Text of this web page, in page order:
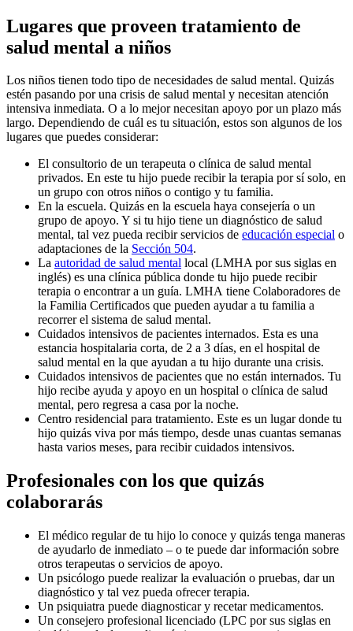
Lugares que proveen tratamiento de
salud mental a niños
Los niños tienen todo tipo de necesidades de salud mental. Quizás
estén pasando por una crisis de salud mental y necesitan atención
intensiva inmediata. O a lo mejor necesitan apoyo por un plazo más
largo. Dependiendo de cuál es tu situación, estos son algunos de los
lugares que puedes considerar:
El consultorio de un terapeuta o clínica de salud mental
privados. En este tu hijo puede recibir la terapia por sí solo, en
un grupo con otros niños o contigo y tu familia.
En la escuela. Quizás en la escuela haya consejería o un
grupo de apoyo. Y si tu hijo tiene un diagnóstico de salud
mental, tal vez pueda recibir servicios de educación especial o
adaptaciones de la Sección 504.
La autoridad de salud mental local (LMHA por sus siglas en
inglés) es una clínica pública donde tu hijo puede recibir
terapia o encontrar a un guía. LMHA tiene Colaboradores de
la Familia Certificados que pueden ayudar a tu familia a
recorrer el sistema de salud mental.
Cuidados intensivos de pacientes internados. Esta es una
estancia hospitalaria corta, de 2 a 3 días, en el hospital de
salud mental en la que ayudan a tu hijo durante una crisis.
Cuidados intensivos de pacientes que no están internados. Tu
hijo recibe ayuda y apoyo en un hospital o clínica de salud
mental, pero regresa a casa por la noche.
Centro residencial para tratamiento. Este es un lugar donde tu
hijo quizás viva por más tiempo, desde unas cuantas semanas
hasta varios meses, para recibir cuidados intensivos.
Profesionales con los que quizás
colaborarás
El médico regular de tu hijo lo conoce y quizás tenga maneras
de ayudarlo de inmediato – o te puede dar información sobre
otros terapeutas o servicios de apoyo.
Un psicólogo puede realizar la evaluación o pruebas, dar un
diagnóstico y tal vez pueda ofrecer terapia.
Un psiquiatra puede diagnosticar y recetar medicamentos.
Un consejero profesional licenciado (LPC por sus siglas en